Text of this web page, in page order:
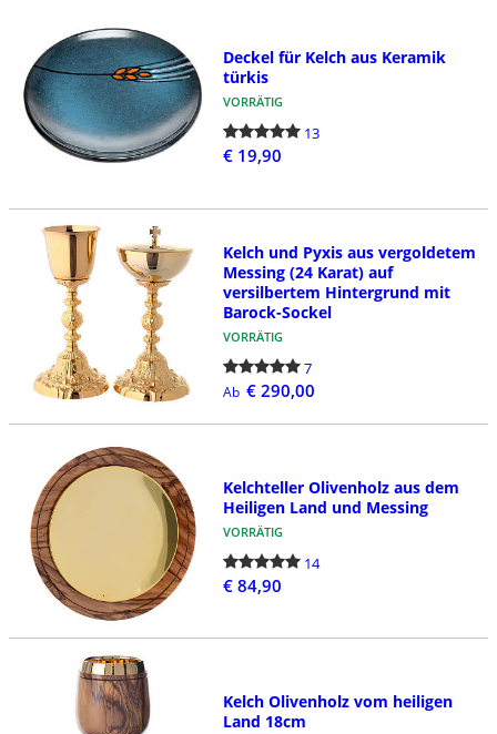
Deckel für Kelch aus Keramik
türkis
VORRÄTIG
13
€ 19,90
Kelch und Pyxis aus vergoldetem
Messing (24 Karat) auf
versilbertem Hintergrund mit
Barock-Sockel
VORRÄTIG
7
Ab € 290,00
Kelchteller Olivenholz aus dem
Heiligen Land und Messing
VORRÄTIG
14
€ 84,90
Kelch Olivenholz vom heiligen
Land 18cm